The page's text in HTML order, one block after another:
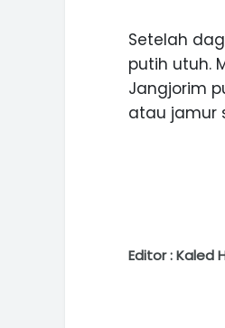
Setelah
putih utuh.
Jangjorim
atau jamur
Editor : Kaled